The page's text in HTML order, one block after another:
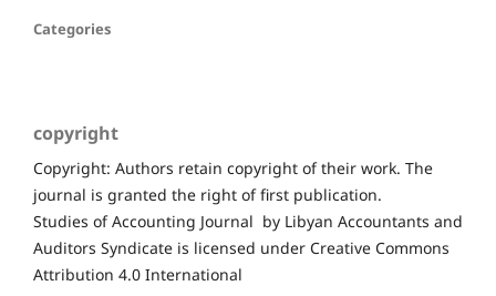
Categories
copyright
Copyright: Authors retain copyright of their work. The
journal is granted the right of first publication.
Studies of Accounting Journal by Libyan Accountants and
Auditors Syndicate is licensed under Creative Commons
Attribution 4.0 International